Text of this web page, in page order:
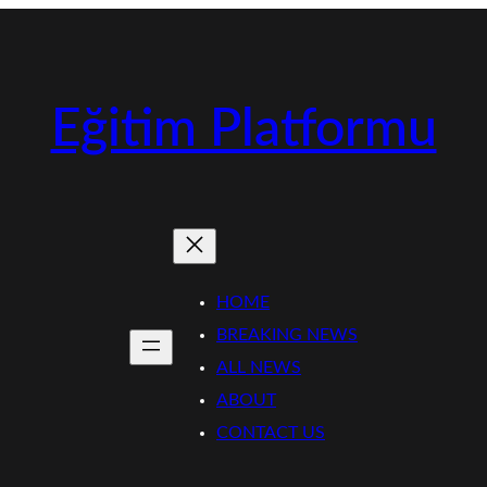
Eğitim Platformu
HOME
BREAKING NEWS
ALL NEWS
ABOUT
CONTACT US